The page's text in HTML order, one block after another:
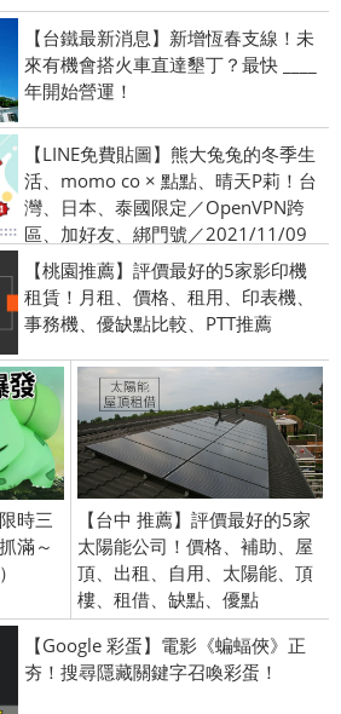
【台鐵最新消息】新增恆春支線！未
來有機會搭火車直達墾丁？最快 ____
年開始營運！
【LINE免費貼圖】熊大兔兔的冬季生
活、momo co × 點點、晴天P莉！台
灣、日本、泰國限定／OpenVPN跨
區、加好友、綁門號／2021/11/09
【桃園推薦】評價最好的5家影印機
租賃！月租、價格、租用、印表機、
事務機、優缺點比較、PTT推薦
時三
滿～
【台中 推薦】評價最好的5家
太陽能公司！價格、補助、屋
頂、出租、自用、太陽能、頂
樓、租借、缺點、優點
【Google 彩蛋】電影《蝙蝠俠》正
夯！搜尋隱藏關鍵字召喚彩蛋！